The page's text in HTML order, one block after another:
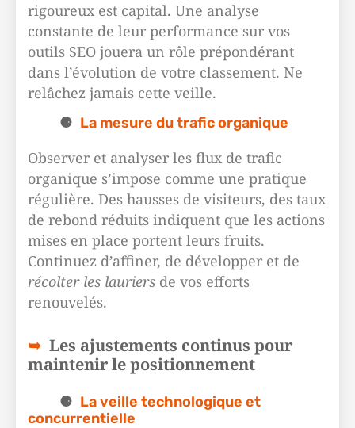
rigoureux est capital. Une analyse
constante de leur performance sur vos
outils SEO jouera un rôle prépondérant
dans l’évolution de votre classement. Ne
relâchez jamais cette veille.
La mesure du trafic organique
Observer et analyser les flux de trafic
organique s’impose comme une pratique
régulière. Des hausses de visiteurs, des taux
de rebond réduits indiquent que les actions
mises en place portent leurs fruits.
Continuez d’affiner, de développer et de
récolter les lauriers de vos efforts
renouvelés.
Les ajustements continus pour
maintenir le positionnement
La veille technologique et
concurrentielle